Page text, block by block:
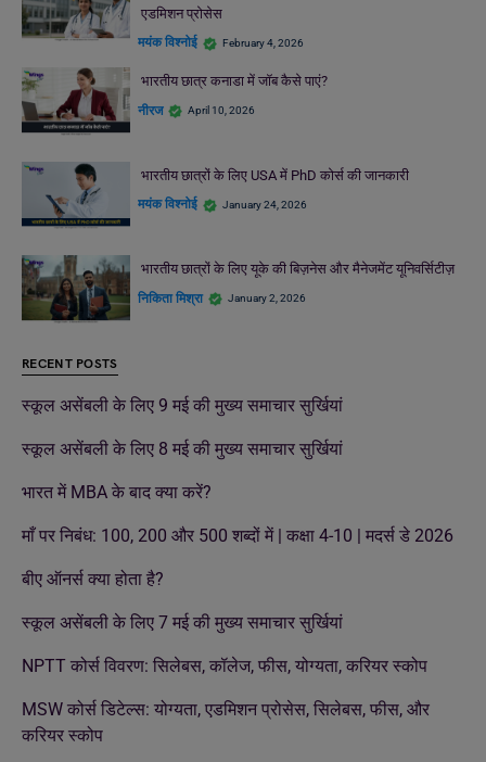
एडमिशन प्रोसेस
मयंक विश्नोई February 4, 2026
भारतीय छात्र कनाडा में जॉब कैसे पाएं?
नीरज April 10, 2026
भारतीय छात्रों के लिए USA में PhD कोर्स की जानकारी
मयंक विश्नोई January 24, 2026
भारतीय छात्रों के लिए यूके की बिज़नेस और मैनेजमेंट यूनिवर्सिटीज़
निकिता मिश्रा January 2, 2026
RECENT POSTS
स्कूल असेंबली के लिए 9 मई की मुख्य समाचार सुर्खियां
स्कूल असेंबली के लिए 8 मई की मुख्य समाचार सुर्खियां
भारत में MBA के बाद क्या करें?
माँ पर निबंध: 100, 200 और 500 शब्दों में | कक्षा 4-10 | मदर्स डे 2026
बीए ऑनर्स क्या होता है?
स्कूल असेंबली के लिए 7 मई की मुख्य समाचार सुर्खियां
NPTT कोर्स विवरण: सिलेबस, कॉलेज, फीस, योग्यता, करियर स्कोप
MSW कोर्स डिटेल्स: योग्यता, एडमिशन प्रोसेस, सिलेबस, फीस, और
करियर स्कोप